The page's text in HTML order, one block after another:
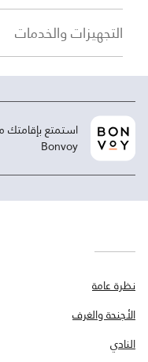
التجهيزات والخدمات
Bonvoy
نظرة عامة
الأجنحة والغرف
النادي